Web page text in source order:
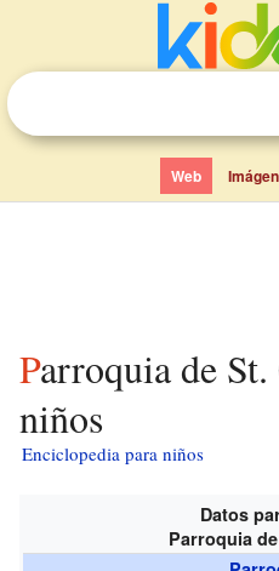
Web
Parroquia de St. Charles para
niños
Enciclopedia para niños
Datos
Parroquia